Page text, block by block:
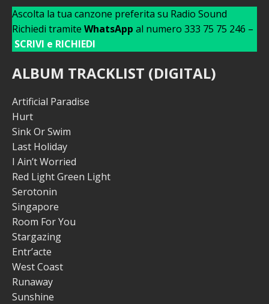
Ascolta la tua canzone preferita su Radio Sound
Richiedi tramite WhatsApp al numero 333 75 75 246 –
SCRIVI e RICHIEDI
ALBUM TRACKLIST (DIGITAL)
Artificial Paradise
Hurt
Sink Or Swim
Last Holiday
I Ain’t Worried
Red Light Green Light
Serotonin
Singapore
Room For You
Stargazing
Entr’acte
West Coast
Runaway
Sunshine